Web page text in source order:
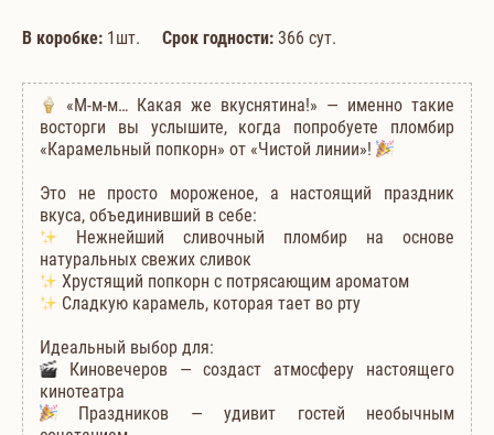
В коробке: 1шт. Срок годности: 366 сут.
«М-м-м… Какая же вкуснятина!» — именно такие
восторги вы услышите, когда попробуете пломбир
«Карамельный попкорн» от «Чистой линии»!
Это не просто мороженое, а настоящий праздник
вкуса, объединивший в себе:
Нежнейший сливочный пломбир на основе
натуральных свежих сливок
Хрустящий попкорн с потрясающим ароматом
Сладкую карамель, которая тает во рту
Идеальный выбор для:
Киновечеров — создаст атмосферу настоящего
кинотеатра
Праздников — удивит гостей необычным